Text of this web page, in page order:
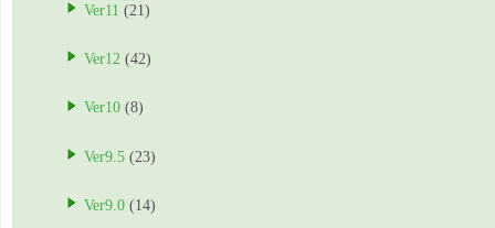
Ver11 (21)
Ver12 (42)
Ver10 (8)
Ver9.5 (23)
Ver9.0 (14)